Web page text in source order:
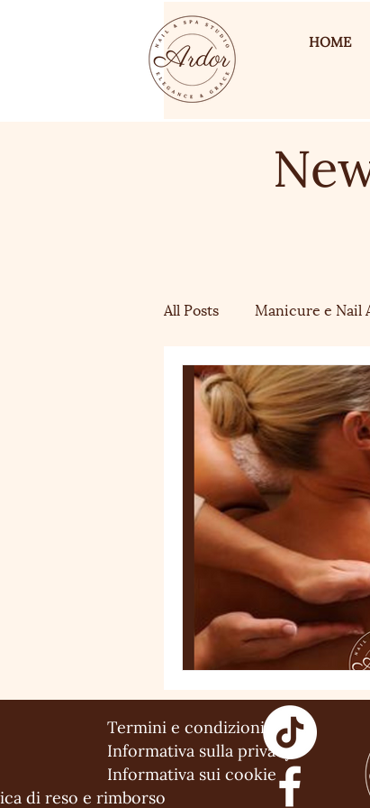
HOME
All Posts Manicure e Nail
Termini e condizioni
Informativa sulla privacy
Informativa sui cookie
di reso e rimborso